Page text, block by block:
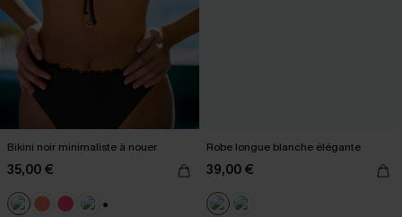
Bikini noir minimaliste à nouer
35,00 €
Robe longue blanche élégante
39,00 €